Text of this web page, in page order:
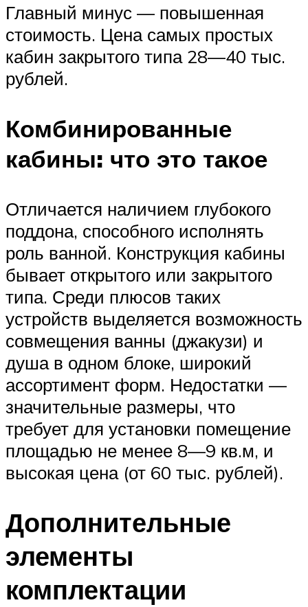
Главный минус — повышенная
стоимость. Цена самых простых
кабин закрытого типа 28—40 тыс.
рублей.
Комбинированные
кабины: что это такое
Отличается наличием глубокого
поддона, способного исполнять
роль ванной. Конструкция кабины
бывает открытого или закрытого
типа. Среди плюсов таких
устройств выделяется возможность
совмещения ванны (джакузи) и
душа в одном блоке, широкий
ассортимент форм. Недостатки —
значительные размеры, что
требует для установки помещение
площадью не менее 8—9 кв.м, и
высокая цена (от 60 тыс. рублей).
Дополнительные
элементы
комплектации